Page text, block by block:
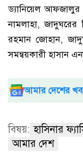
ড্যানিয়েল আফজালুর
নামলাহা,
রহমান জোহান,
সমন্বয়কারী হাসান
আমার দেশের
বিষয়: হাসিনার
আমার দেশ